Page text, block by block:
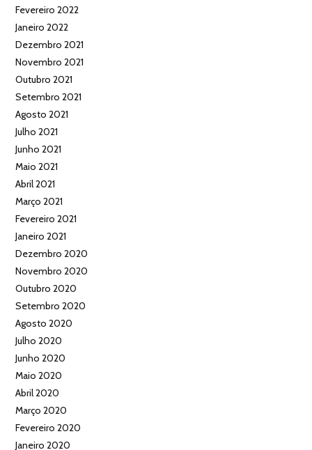
Fevereiro 2022
Janeiro 2022
Dezembro 2021
Novembro 2021
Outubro 2021
Setembro 2021
Agosto 2021
Julho 2021
Junho 2021
Maio 2021
Abril 2021
Março 2021
Fevereiro 2021
Janeiro 2021
Dezembro 2020
Novembro 2020
Outubro 2020
Setembro 2020
Agosto 2020
Julho 2020
Junho 2020
Maio 2020
Abril 2020
Março 2020
Fevereiro 2020
Janeiro 2020